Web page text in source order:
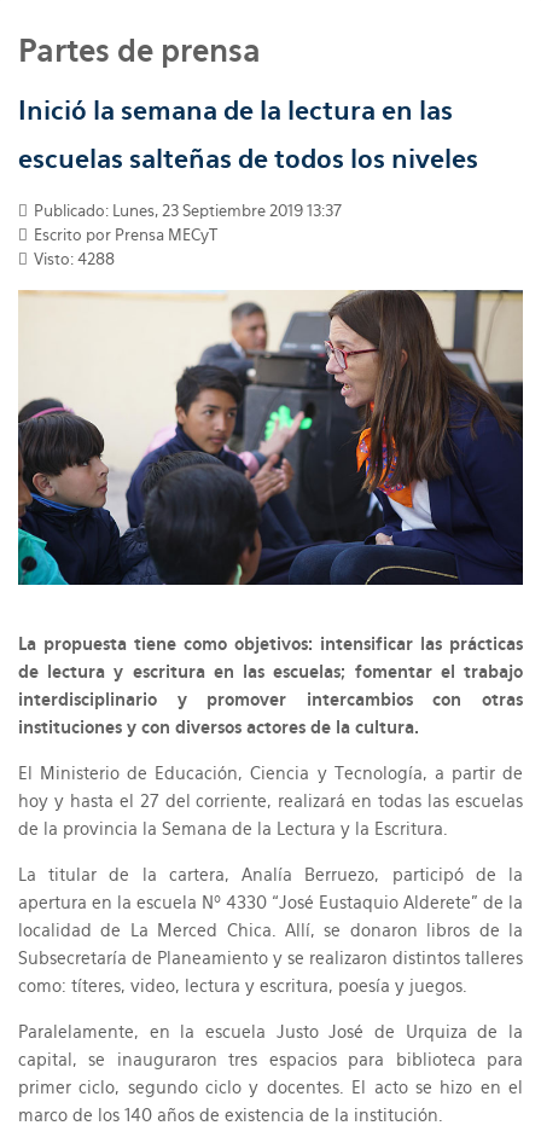
Partes de prensa
Inició la semana de la lectura en las
escuelas salteñas de todos los niveles
Publicado: Lunes, 23 Septiembre 2019 13:37
Escrito por Prensa MECyT
Visto: 4288
La propuesta tiene como objetivos: intensificar las prácticas
de lectura y escritura en las escuelas; fomentar el trabajo
interdisciplinario y promover intercambios con otras
instituciones y con diversos actores de la cultura.
El Ministerio de Educación, Ciencia y Tecnología, a partir de
hoy y hasta el 27 del corriente, realizará en todas las escuelas
de la provincia la Semana de la Lectura y la Escritura.
La titular de la cartera, Analía Berruezo, participó de la
apertura en la escuela Nº 4330 “José Eustaquio Alderete” de la
localidad de La Merced Chica. Allí, se donaron libros de la
Subsecretaría de Planeamiento y se realizaron distintos talleres
como: títeres, video, lectura y escritura, poesía y juegos.
Paralelamente, en la escuela Justo José de Urquiza de la
capital, se inauguraron tres espacios para biblioteca para
primer ciclo, segundo ciclo y docentes. El acto se hizo en el
marco de los 140 años de existencia de la institución.